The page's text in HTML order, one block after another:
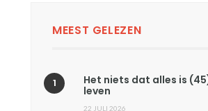
MEEST GELEZEN
Het niets dat alles is
leven
22 JULI 2026